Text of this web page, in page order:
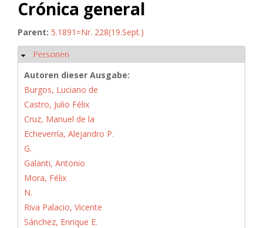
Crónica general
Parent: 5.1891=Nr. 228(19.Sept.)
Ausblenden
Personen
Autoren dieser Ausgabe:
Burgos, Luciano de
Castro, Julio Félix
Cruz, Manuel de la
Echeverría, Alejandro P.
G.
Galanti, Antonio
Mora, Félix
N.
Riva Palacio, Vicente
Sánchez, Enrique E.